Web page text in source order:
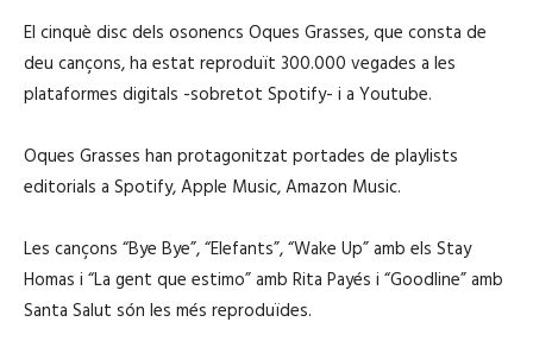
El cinquè disc dels osonencs Oques Grasses, que consta de
deu cançons, ha estat reproduït 300.000 vegades a les
plataformes digitals -sobretot Spotify- i a Youtube.
Oques Grasses han protagonitzat portades de playlists
editorials a Spotify, Apple Music, Amazon Music.
Les cançons “Bye Bye”, “Elefants”, “Wake Up” amb els Stay
Homas i “La gent que estimo” amb Rita Payés i “Goodline” amb
Santa Salut són les més reproduïdes.